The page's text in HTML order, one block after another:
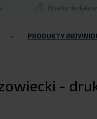
PRODUKTY
Opieka
-